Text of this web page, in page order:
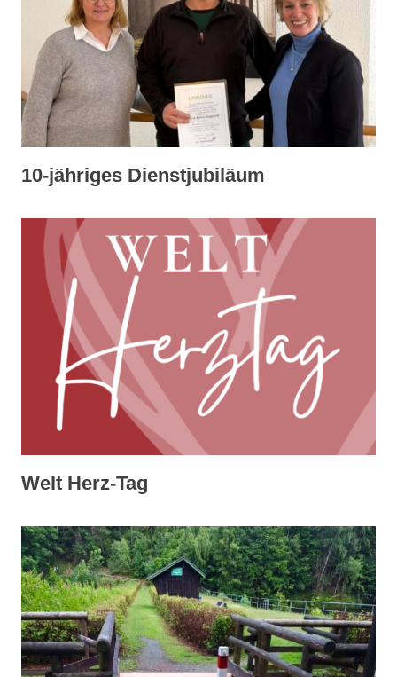
10-jähriges Dienstjubiläum
Welt Herz-Tag